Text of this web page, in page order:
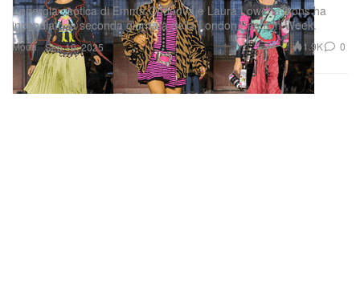
Moda
L’energia caotica di Emma Chopova e Laura Lowena-Irons ha
incendiato la seconda giornata della London Fashion Week.
Sep 19, 2025 1.9K 0